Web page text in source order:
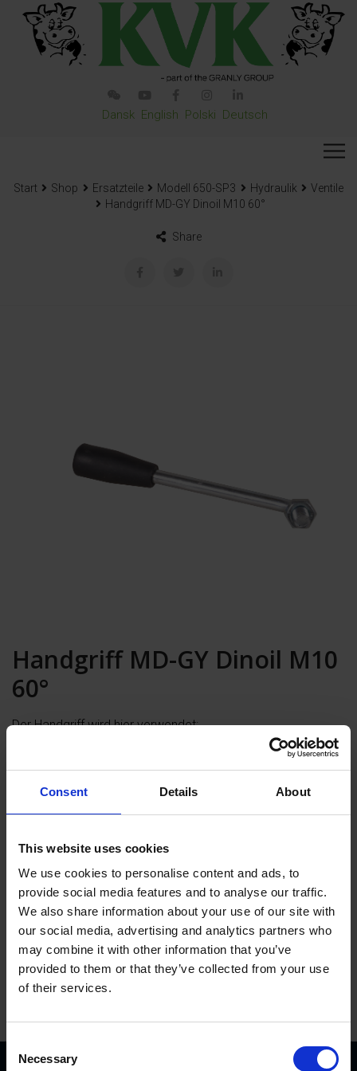
Consent Details About
This website uses cookies
We use cookies to personalise content and ads, to
provide social media features and to analyse our traffic.
We also share information about your use of our site with
our social media, advertising and analytics partners who
may combine it with other information that you’ve
provided to them or that they’ve collected from your use
of their services.
C
Necessary
Dansk English Polski Deutsch
Start Shop Ersatzteile Modell 650-SP3 Hydraulik
Ventile
Handgriff MD-GY Dinoil M10 60°
Share
Handgriff MD-GY Dinoil M10
60°
Der Handgriff wird hier verwendet:
650-SP2
In den Warenkorb